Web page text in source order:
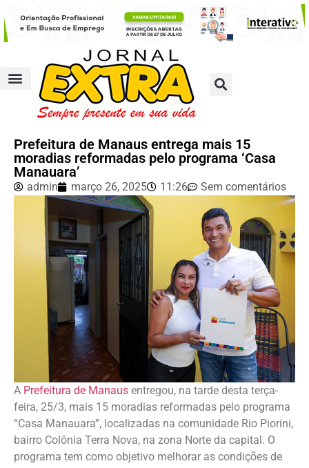
Prefeitura de Manaus entrega mais 15
moradias reformadas pelo programa ‘Casa
Manauara’
admin março 26, 2025 11:26 Sem comentários
A Prefeitura de Manaus entregou, na tarde desta terça-
feira, 25/3, mais 15 moradias reformadas pelo programa
“Casa Manauara”, localizadas na comunidade Rio Piorini,
bairro Colônia Terra Nova, na zona Norte da capital. O
programa tem como objetivo melhorar as condições de